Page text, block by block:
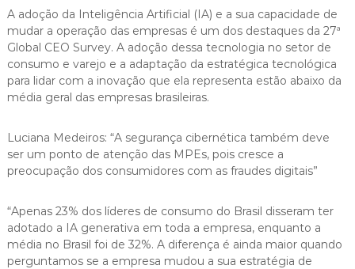
A adoção da Inteligência Artificial (IA) e a sua capacidade de
mudar a operação das empresas é um dos destaques da 27ª
Global CEO Survey. A adoção dessa tecnologia no setor de
consumo e varejo e a adaptação da estratégica tecnológica
para lidar com a inovação que ela representa estão abaixo da
média geral das empresas brasileiras.
Luciana Medeiros: “A segurança cibernética também deve
ser um ponto de atenção das MPEs, pois cresce a
preocupação dos consumidores com as fraudes digitais”
“Apenas 23% dos líderes de consumo do Brasil disseram ter
adotado a IA generativa em toda a empresa, enquanto a
média no Brasil foi de 32%. A diferença é ainda maior quando
perguntamos se a empresa mudou a sua estratégia de